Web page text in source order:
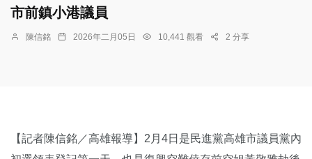
市前鎮小港議員
陳信銘 2026年二月05日 10,441 觀看 2 分享
【記者陳信銘／高雄報導】2月4日是民進黨高雄市議員黨內